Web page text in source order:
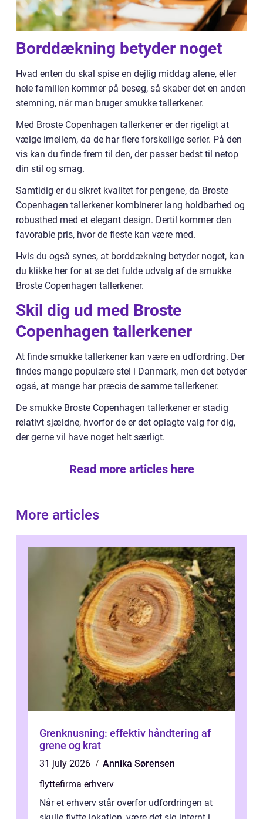
Borddækning betyder noget
Hvad enten du skal spise en dejlig middag alene, eller
hele familien kommer på besøg, så skaber det en anden
stemning, når man bruger smukke tallerkener.
Med Broste Copenhagen tallerkener er der rigeligt at
vælge imellem, da de har flere forskellige serier. På den
vis kan du finde frem til den, der passer bedst til netop
din stil og smag.
Samtidig er du sikret kvalitet for pengene, da Broste
Copenhagen tallerkener kombinerer lang holdbarhed og
robusthed med et elegant design. Dertil kommer den
favorable pris, hvor de fleste kan være med.
Hvis du også synes, at borddækning betyder noget, kan
du klikke her for at se det fulde udvalg af de smukke
Broste Copenhagen tallerkener.
Skil dig ud med Broste
Copenhagen tallerkener
At finde smukke tallerkener kan være en udfordring. Der
findes mange populære stel i Danmark, men det betyder
også, at mange har præcis de samme tallerkener.
De smukke Broste Copenhagen tallerkener er stadig
relativt sjældne, hvorfor de er det oplagte valg for dig,
der gerne vil have noget helt særligt.
Read more articles here
More articles
Grenknusning: effektiv håndtering af
grene og krat
31 july 2026
Annika Sørensen
flyttefirma erhverv
Når et erhverv står overfor udfordringen at